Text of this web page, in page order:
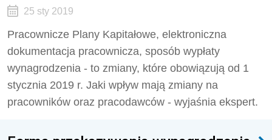
25 sty 2019
Pracownicze Plany Kapitałowe, elektroniczna
dokumentacja pracownicza, sposób wypłaty
wynagrodzenia - to zmiany, które obowiązują od 1
stycznia 2019 r. Jaki wpływ mają zmiany na
pracowników oraz pracodawców - wyjaśnia ekspert.